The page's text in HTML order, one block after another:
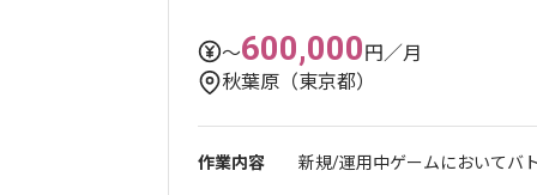
〜600,000円／月
秋葉原（東京都）
作業内容
新規/運用中ゲームにおいてバ